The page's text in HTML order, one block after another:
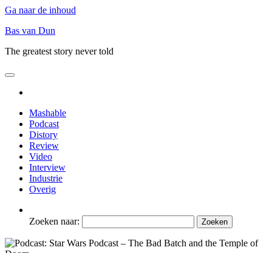
Ga naar de inhoud
Bas van Dun
The greatest story never told
Mashable
Podcast
Distory
Review
Video
Interview
Industrie
Overig
Zoeken naar: